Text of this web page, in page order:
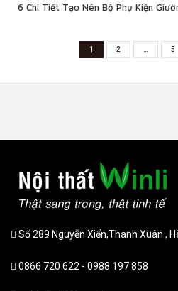
6 Chi Tiết Tạo Nên Bộ Phụ Kiện
1 2 … 5
Số 289 Nguyễn Xiển,Thanh Xuân ,
0866 720 622 - 0988 197 858